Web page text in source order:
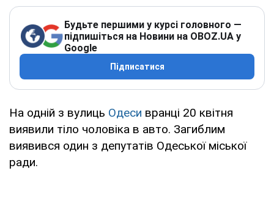
Будьте першими у курсі головного —
підпишіться на Новини на OBOZ.UA у
Google
Підписатися
На одній з вулиць Одеси вранці 20 квітня
виявили тіло чоловіка в авто. Загиблим
виявився один з депутатів Одеської міської
ради.